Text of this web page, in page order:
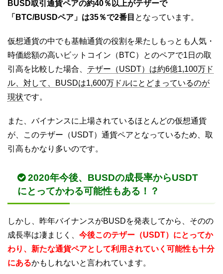
BUSD取引通貨ペアの約40％以上がテザーで
「BTC/BUSDペア」は35％で2番目 となっています。
仮想通貨の中でも基軸通貨の役割を果たしもっとも人気・
時価総額の高いビットコイン（BTC）とのペアで1日の取
引高を比較した場合、 テザー（USDT）は約6億1,100万ド
ル、対して、BUSDは1,600万ドルにとどまっているのが
現状です。
また、バイナンスに上場されているほとんどの仮想通貨
が、このテザー（USDT）通貨ペアとなっているため、取
引高もかなり多いのです。
2020年今後、BUSDの成長率からUSDT
にとってかわる可能性もある！？
しかし、昨年バイナンスがBUSDを発表してから、そのの
成長率は凄まじく、 今後このテザー（USDT）にとってか
わり、新たな通貨ペアとして利用されていく可能性も十分
にあるかもしれないと言われています。